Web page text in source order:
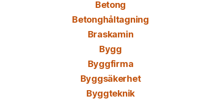
Betong
Betonghåltagning
Braskamin
Bygg
Byggfirma
Byggsäkerhet
Byggteknik